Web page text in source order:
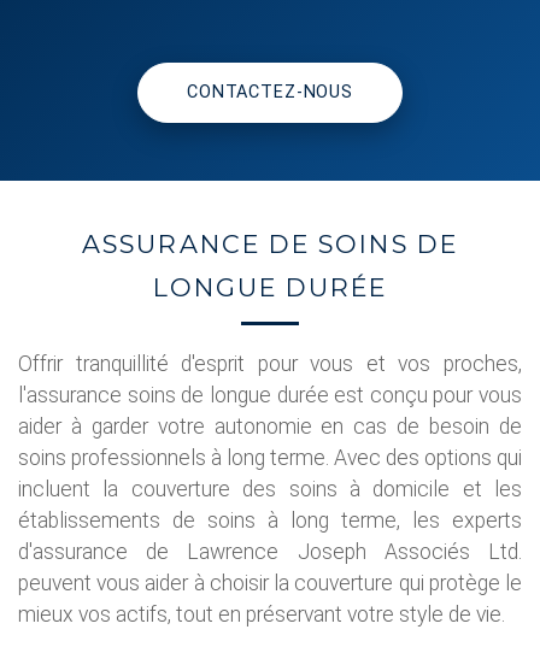
CONTACTEZ-NOUS
ASSURANCE DE SOINS DE
LONGUE DURÉE
Offrir tranquillité d'esprit pour vous et vos proches,
l'assurance soins de longue durée est conçu pour vous
aider à garder votre autonomie en cas de besoin de
soins professionnels à long terme. Avec des options qui
incluent la couverture des soins à domicile et les
établissements de soins à long terme, les experts
d'assurance de Lawrence Joseph Associés Ltd.
peuvent vous aider à choisir la couverture qui protège le
mieux vos actifs, tout en préservant votre style de vie.